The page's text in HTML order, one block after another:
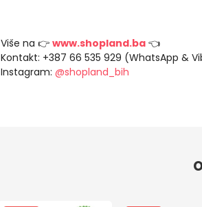
Više na 👉 www.shopland.ba👈
Kontakt: +387 66 535 929 (WhatsApp &
Instagram: @shopland_bih